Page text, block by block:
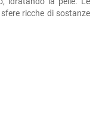
ricche di sostanze